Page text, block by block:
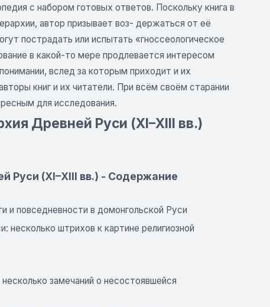
с набором готовых ответов. Поскольку книга в
автор призывает воз- держаться от её
пострадать или испытать «гноссеологическое
в какой-то мере продлевается интересом
вслед за которым приходит и их
книг и их читатели. При всём своём старании
для исследования.
Древней Руси (XI–XIII вв.)
Руси (XI–XIII вв.) - Содержание
и повседневности в домонгольской Руси
несколько штрихов к картине религиозной
замечаний о несостоявшейся